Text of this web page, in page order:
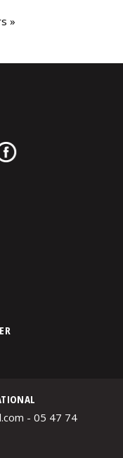
»
- 05 47 74